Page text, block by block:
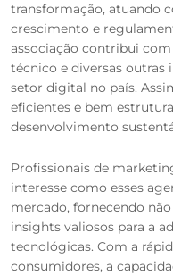
transformação, atuando
crescimento e
associação contribui
técnico e diversas outras
setor digital no país.
eficientes e bem
desenvolvimento
Profissionais de
interesse como esses
mercado, fornecendo
insights valiosos para a
tecnológicas. Com a
consumidores, a